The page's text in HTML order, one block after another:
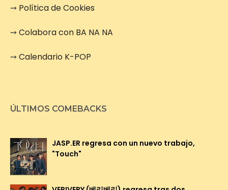
➙ Política de Cookies
➙Colabora con BA NA NA
➙Calendario K-POP
ÚLTIMOS COMEBACKS
JASP.ER regresa con un nuevo trabajo,
"Touch"